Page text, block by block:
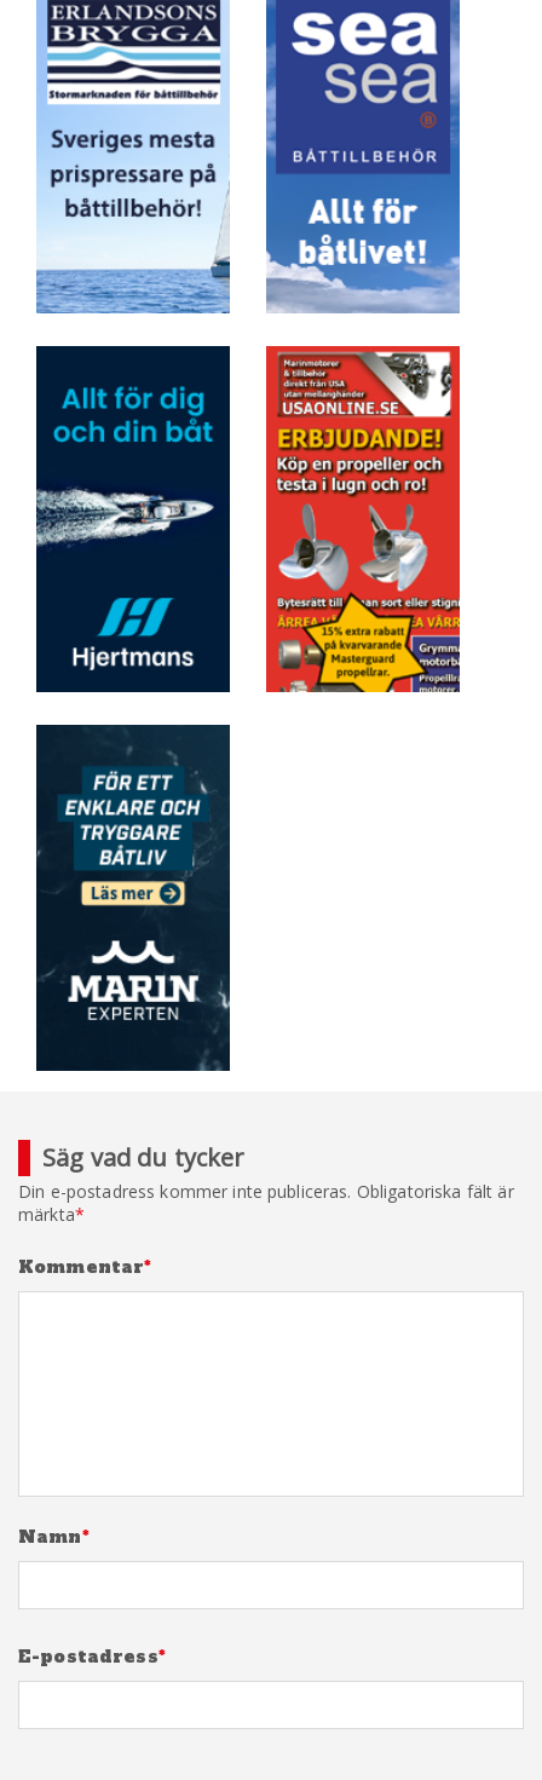
Säg vad du tycker
Din e-postadress kommer inte publiceras. Obligatoriska fält är
märkta*
Kommentar*
Namn*
E-postadress*